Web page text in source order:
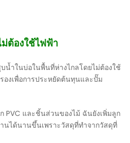
ต้องใช้ไฟฟ้า
น้ำในบ่อในพื้นที่ห่างไกลโดยไม่ต้องใช้
องเพื่อการประหยัดต้นทุนและปั๊ม
PVC และชิ้นส่วนของไม้ ฉันยังเพิ่มลูก
นได้นานขึ้นเพราะวัสดุที่ทำจากวัสดุที่